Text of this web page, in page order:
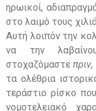
ηρωικοί,
στο λαιμό τους
Αυτή λοιπόν την
να την
στοχαζόμαστε
τα ολέθρια
τεράστιο ρίσκο
νομοτελειακό